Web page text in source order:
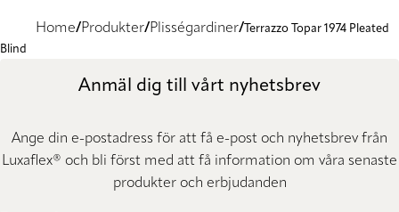
Home Produkter Plisségardiner
Terrazzo Topar 1974 Pleated
Blind
Anmäl dig till vårt nyhetsbrev
Ange din e-postadress för att få e-post och nyhetsbrev från
Luxaflex® och bli först med att få information om våra senaste
produkter och erbjudanden